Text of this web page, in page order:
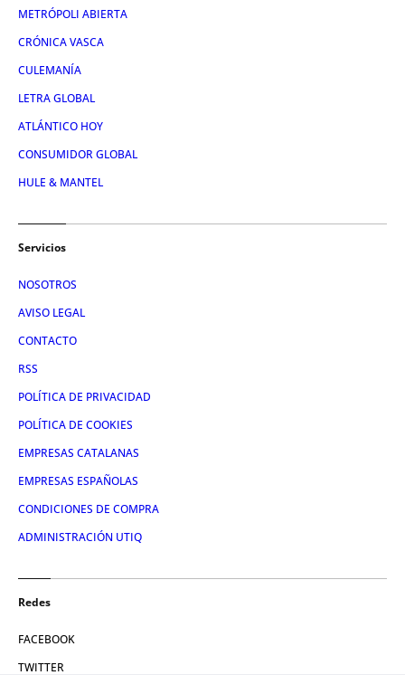
METRÓPOLI ABIERTA
CRÓNICA VASCA
CULEMANÍA
LETRA GLOBAL
ATLÁNTICO HOY
CONSUMIDOR GLOBAL
HULE & MANTEL
Servicios
NOSOTROS
AVISO LEGAL
CONTACTO
RSS
POLÍTICA DE PRIVACIDAD
POLÍTICA DE COOKIES
EMPRESAS CATALANAS
EMPRESAS ESPAÑOLAS
CONDICIONES DE COMPRA
ADMINISTRACIÓN UTIQ
Redes
FACEBOOK
TWITTER